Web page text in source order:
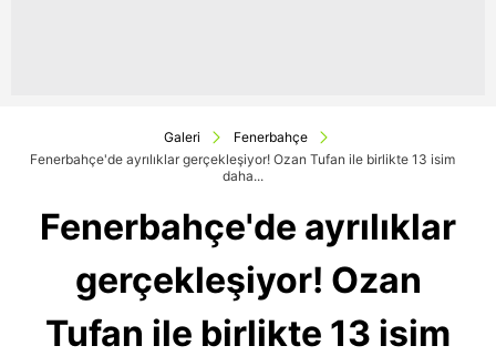
Galeri
Fenerbahçe
Fenerbahçe'de ayrılıklar gerçekleşiyor! Ozan Tufan ile birlikte 13 isim
daha...
Fenerbahçe'de ayrılıklar
gerçekleşiyor! Ozan
Tufan ile birlikte 13 isim